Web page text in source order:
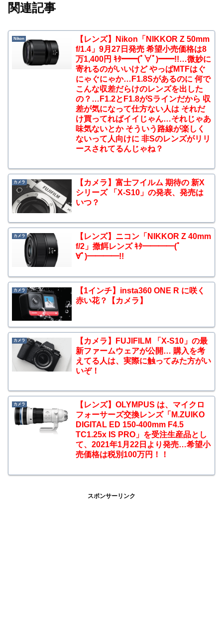
関連記事
Nikon
【レンズ】Nikon「NIKKOR Z 50mm
f/1.4」9月27日発売 希望小売価格は8
万1,400円 ｷﾀ━━(ﾟ∀ﾟ)━━!!…微妙に
寄れるのがいいけど やっぱMTFはぐ
にゃぐにゃか…F1.8Sがあるのに 何で
こんな収差だらけのレンズを出した
の？…F1.2とF1.8がSラインだから 収
差が気になって仕方ない人は それだ
け買ってればイイじゃん…それじゃあ
味気ないとか そういう路線が楽しく
ないって人向けに 非Sのレンズがリリ
ースされてるんじゃね？
カメラ
【カメラ】富士フイルム 期待の 新X
シリーズ 「X-S10」の発表、発売は
いつ？
カメラ
【レンズ】ニコン「NIKKOR Z 40mm
f/2」撒餌レンズ ｷﾀ━━━━(ﾟ
∀ﾟ)━━━━!!
カメラ
【1インチ】insta360 ONE R に咲く
赤い花？【カメラ】
カメラ
【カメラ】FUJIFILM 「X-S10」の最
新ファームウェアが公開… 購入を考
えてる人は、実際に触ってみた方がい
いぞ！
カメラ
【レンズ】OLYMPUS は、マイクロ
フォーサーズ交換レンズ「M.ZUIKO
DIGITAL ED 150-400mm F4.5
TC1.25x IS PRO」を受注生産品とし
て、2021年1月22日より発売…希望小
売価格は税別100万円！！
スポンサーリンク